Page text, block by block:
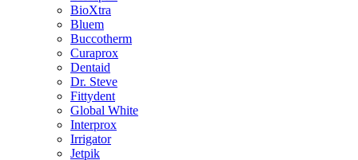
BioXtra
Bluem
Buccotherm
Curaprox
Dentaid
Dr. Steve
Fittydent
Global White
Interprox
Irrigator
Jetpik